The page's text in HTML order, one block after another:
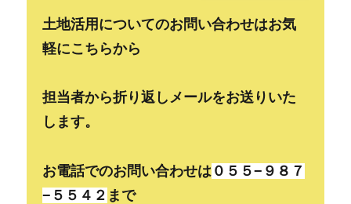
土地活用についてのお問い合わせはお気
軽にこちらから
担当者から折り返しメールをお送りいた
します。
お電話でのお問い合わせは ０５５−９８７
−５５４２ まで